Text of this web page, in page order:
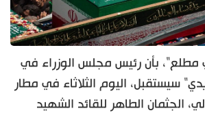
بأن رئيس مجلس الوزراء في
سيستقبل، اليوم الثلاثاء في مطار
الجثمان الطاهر للقائد الشهيد